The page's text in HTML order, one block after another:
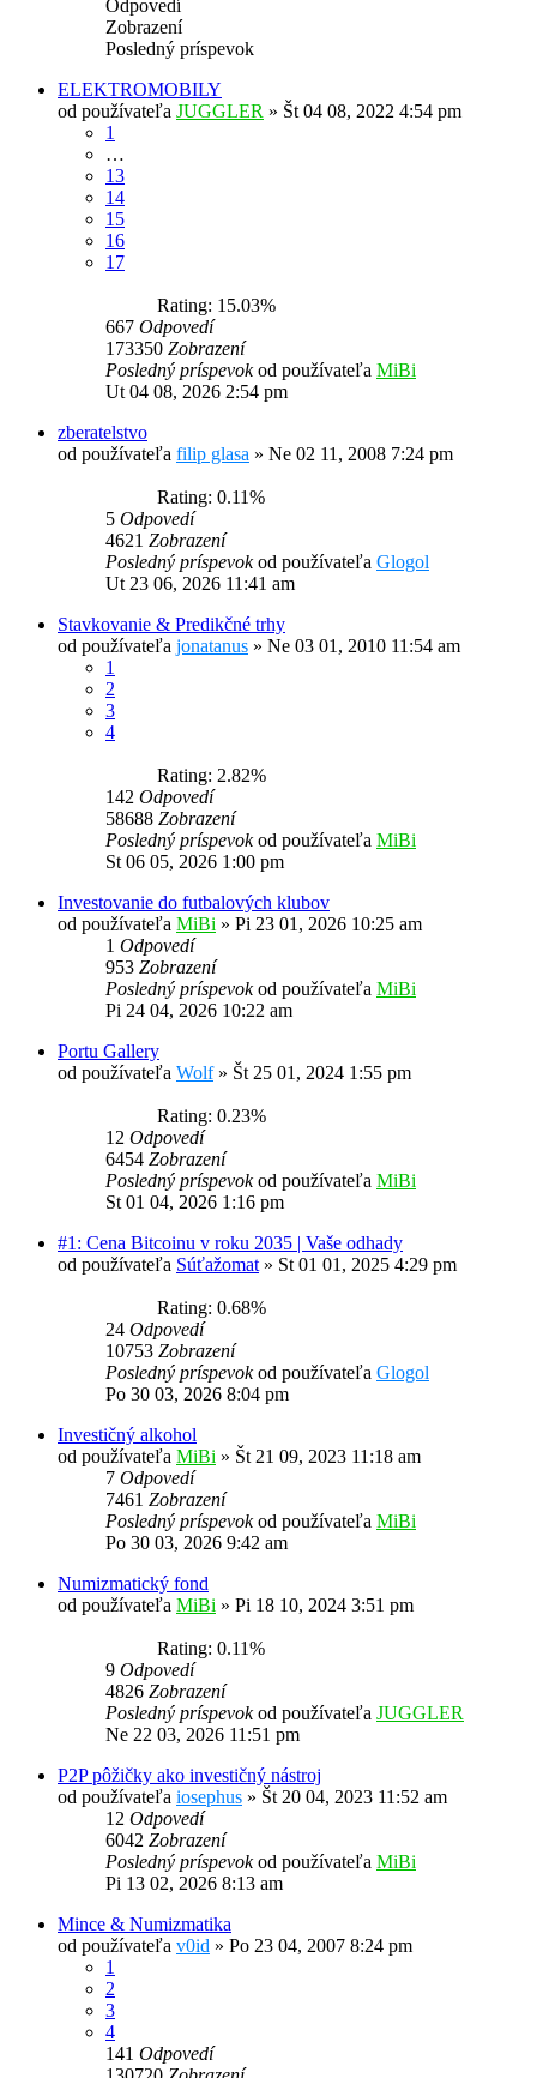
Odpovedí
Zobrazení
Posledný príspevok
ELEKTROMOBILY
od používateľa JUGGLER » Št 04 08, 2022 4:54 pm
1
…
13
14
15
16
17
Rating: 15.03%
667 Odpovedí
173350 Zobrazení
Posledný príspevokod používateľa MiBi
Ut 04 08, 2026 2:54 pm
zberatelstvo
od používateľa filip glasa » Ne 02 11, 2008 7:24 pm
Rating: 0.11%
5 Odpovedí
4621 Zobrazení
Posledný príspevokod používateľa Glogol
Ut 23 06, 2026 11:41 am
Stavkovanie & Predikčné trhy
od používateľa jonatanus » Ne 03 01, 2010 11:54 am
1
2
3
4
Rating: 2.82%
142 Odpovedí
58688 Zobrazení
Posledný príspevokod používateľa MiBi
St 06 05, 2026 1:00 pm
Investovanie do futbalových klubov
od používateľa MiBi » Pi 23 01, 2026 10:25 am
1 Odpovedí
953 Zobrazení
Posledný príspevokod používateľa MiBi
Pi 24 04, 2026 10:22 am
Portu Gallery
od používateľa Wolf» Št 25 01, 2024 1:55 pm
Rating: 0.23%
12 Odpovedí
6454 Zobrazení
Posledný príspevokod používateľa MiBi
St 01 04, 2026 1:16 pm
#1: Cena Bitcoinu v roku 2035 | Vaše odhady
od používateľa Súťažomat» St 01 01, 2025 4:29 pm
Rating: 0.68%
24 Odpovedí
10753 Zobrazení
Posledný príspevokod používateľa Glogol
Po 30 03, 2026 8:04 pm
Investičný alkohol
od používateľa MiBi » Št 21 09, 2023 11:18 am
7 Odpovedí
7461 Zobrazení
Posledný príspevokod používateľa MiBi
Po 30 03, 2026 9:42 am
Numizmatický fond
od používateľa MiBi » Pi 18 10, 2024 3:51 pm
Rating: 0.11%
9 Odpovedí
4826 Zobrazení
Posledný príspevokod používateľa JUGGLER
Ne 22 03, 2026 11:51 pm
P2P pôžičky ako investičný nástroj
od používateľa iosephus » Št 20 04, 2023 11:52 am
12 Odpovedí
6042 Zobrazení
Posledný príspevokod používateľa MiBi
Pi 13 02, 2026 8:13 am
Mince & Numizmatika
od používateľa v0id » Po 23 04, 2007 8:24 pm
1
2
3
4
141 Odpovedí